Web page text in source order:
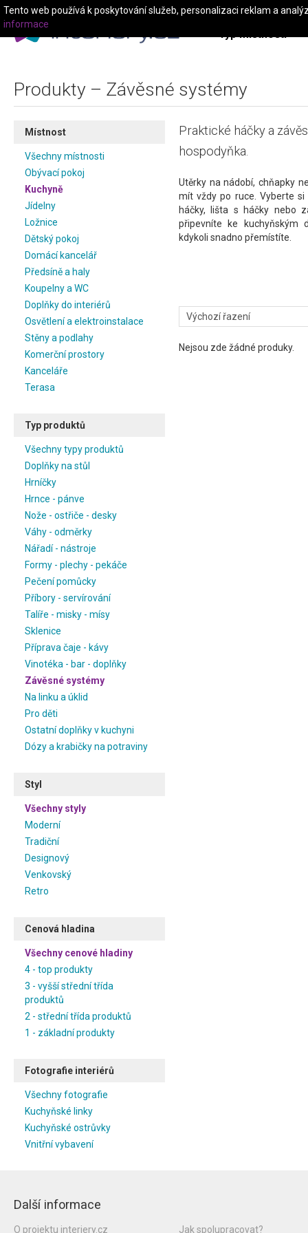
Typ místnosti
Produkty – Závěsné systémy
Místnost
Všechny místnosti
Obývací pokoj
Kuchyně
Jídelny
Ložnice
Dětský pokoj
Domácí kancelář
Předsíně a haly
Koupelny a WC
Doplňky do interiérů
Osvětlení a elektroinstalace
Stěny a podlahy
Komerční prostory
Kanceláře
Terasa
Typ produktů
Všechny typy produktů
Doplňky na stůl
Hrníčky
Hrnce - pánve
Nože - ostřiče - desky
Váhy - odměrky
Nářadí - nástroje
Formy - plechy - pekáče
Pečení pomůcky
Příbory - servírování
Talíře - misky - mísy
Sklenice
Příprava čaje - kávy
Vinotéka - bar - doplňky
Závěsné systémy
Na linku a úklid
Pro děti
Ostatní doplňky v kuchyni
Dózy a krabičky na potraviny
Styl
Všechny styly
Moderní
Tradiční
Designový
Venkovský
Retro
Cenová hladina
Všechny cenové hladiny
4 - top produkty
3 - vyšší střední třída
produktů
2 - střední třída produktů
1 - základní produkty
Fotografie interiérů
Všechny fotografie
Kuchyňské linky
Kuchyňské ostrůvky
Vnitřní vybavení
Praktické háčky a
hospodyňka.
Utěrky na nádobí, chňapky
mít vždy po ruce. Vyberte
háčky, lišta s háčky nebo
připevníte ke kuchyňským
kdykoli snadno přemístíte.
Nejsou zde žádné produky.
Další informace
O projektu interiery.cz Jak spolupracovat?
Tento web používá k poskytování služeb, personalizaci reklam a
informace